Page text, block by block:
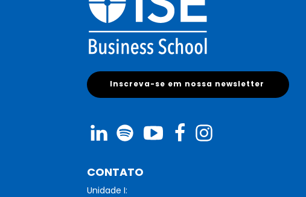
Inscreva-se em nossa newsletter
CONTATO
Unidade I: